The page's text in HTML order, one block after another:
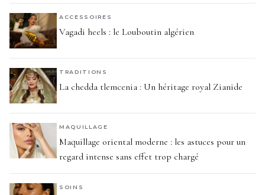
ACCESSOIRES
Vagadi heels : le Louboutin algérien
TRADITIONS
La chedda tlemcenia : Un héritage royal Zianide
MAQUILLAGE
Maquillage oriental moderne : les astuces pour un
regard intense sans effet trop chargé
SOINS